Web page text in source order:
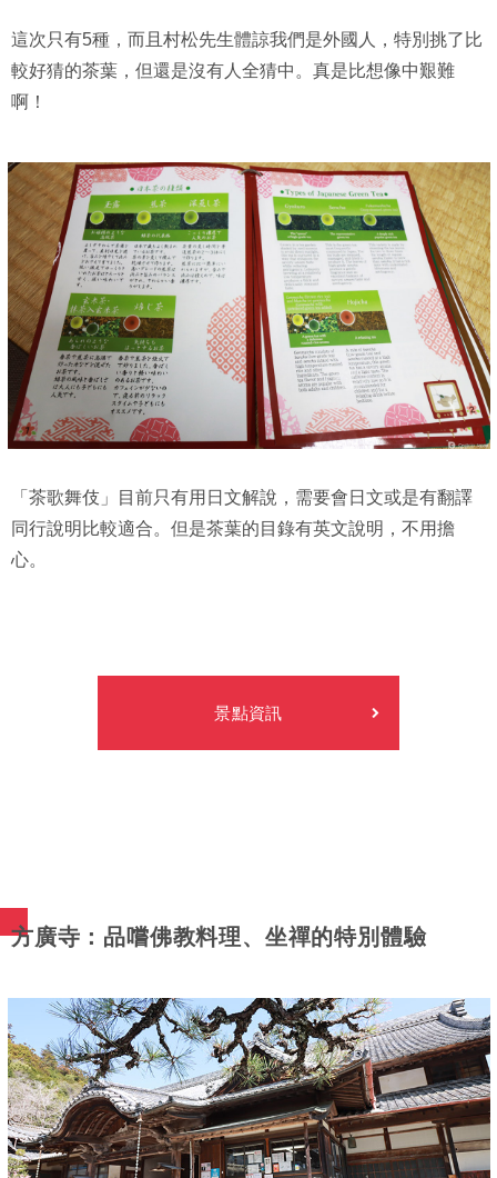
這次只有5種，而且村松先生體諒我們是外國人，特別挑了比
較好猜的茶葉，但還是沒有人全猜中。真是比想像中艱難
啊！
「茶歌舞伎」目前只有用日文解說，需要會日文或是有翻譯
同行說明比較適合。但是茶葉的目錄有英文說明，不用擔
心。
景點資訊
方廣寺：品嚐佛教料理、坐禪的特別體驗